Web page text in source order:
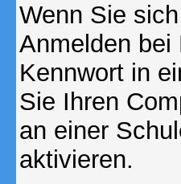
Wenn Sie
Anmelden bei
Kennwort in
Sie Ihren
an einer
aktivieren.